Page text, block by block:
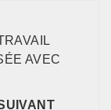
AVEC